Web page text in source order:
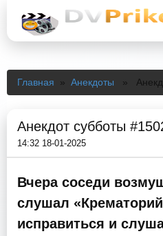
Главная » Анекдоты »
Анекдот субботы
14:32 18-01-2025
Вчера соседи
слушал
исправиться и